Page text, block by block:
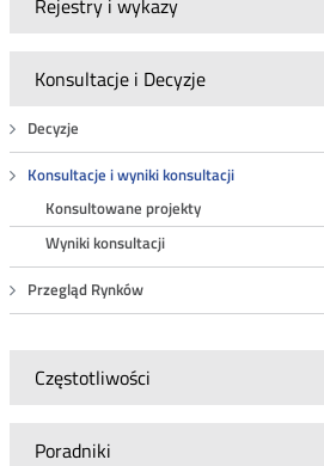
Konsultacje i Decyzje
Decyzje
Konsultacje i wyniki konsultacji
Konsultowane projekty
Wyniki konsultacji
Przegląd Rynków
Częstotliwości
Poradniki